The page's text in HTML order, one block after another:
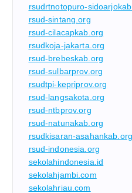
rsudrtnotopuro-
rsud-sintang.org
rsud-cilacapkab.org
rsudkoja-jakarta.org
rsud-brebeskab.org
rsud-sulbarprov.org
rsudtpi-kepriprov.org
rsud-langsakota.org
rsud-ntbprov.org
rsud-natunakab.org
rsudkisaran-asahankab.org
rsud-indonesia.org
sekolahindonesia.id
sekolahjambi.com
sekolahriau.com